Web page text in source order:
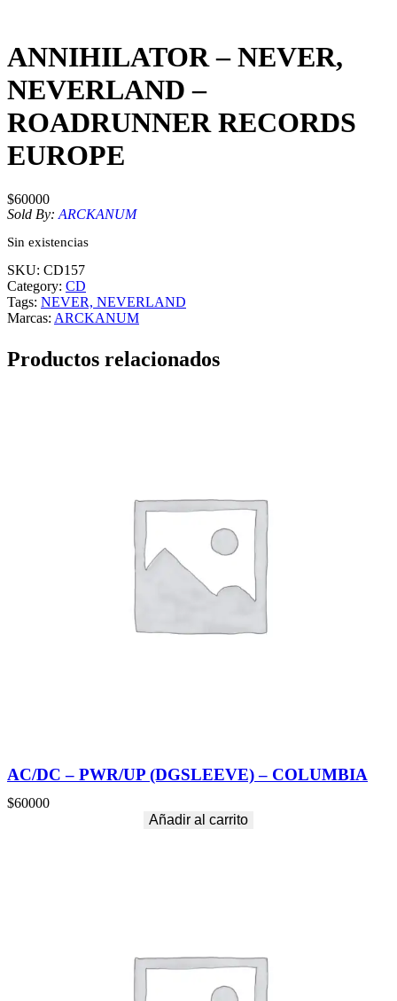
ANNIHILATOR – NEVER,
NEVERLAND –
ROADRUNNER RECORDS
EUROPE
$60000
Sold By: ARCKANUM
Sin existencias
SKU: CD157
Category: CD
Tags: NEVER, NEVERLAND
Marcas: ARCKANUM
Productos relacionados
AC/DC – PWR/UP (DGSLEEVE) – COLUMBIA
$60000
Añadir al carrito